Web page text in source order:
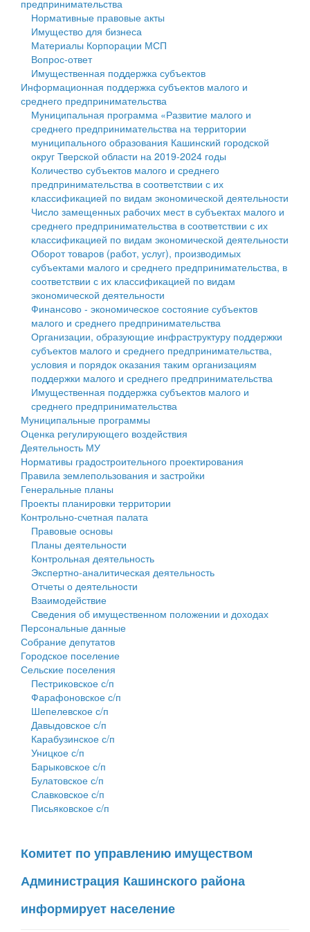
Государственные услуги
Промышленность и АПК
Экономика и бизнес
...
Символика
Устав
Гостям округа
Туризм
Культура
Образование
Здравоохранение
Социальная защита
Фотоальбом
муниципального округа Тверской области
Администрация Кашинского муниципального округа
Тверской области
Управление сельскими территориями
Открытые данные
Работа с обращениями граждан
Муниципальный контроль
Муниципальные услуги
Проекты административных регламентов
Антимонопольный комплаенс
Противодействие коррупции
Финансовое управление
Бюджет для граждан
Имущество
Выявление правообладателей ранее учтенных
объектов недвижимости
Имущественная поддержка субъектов малого и
среднего предпринимательства
Информационная поддержка субъектов малого и
среднего предпринимательства
Муниципальные программы
Контрольно-счетная палата
Персональные данные
Оценка регулирующего воздействия
Деятельность МУ
Нормативы градостроительного проектирования
Правила землепользования и застройки
Генеральные планы
Проекты планировки территории
Собрание депутатов
Городское поселение
Сельские поселения
предпринимательства
Нормативные правовые акты
Имущество для бизнеса
Материалы Корпорации МСП
Вопрос-ответ
Имущественная поддержка субъектов
Информационная поддержка субъектов малого и
среднего предпринимательства
Муниципальная программа «Развитие малого и
среднего предпринимательства на территории
муниципального образования Кашинский городской
округ Тверской области на 2019-2024 годы
Количество субъектов малого и среднего
предпринимательства в соответствии с их
классификацией по видам экономической деятельности
Число замещенных рабочих мест в субъектах малого и
среднего предпринимательства в соответствии с их
классификацией по видам экономической деятельности
Оборот товаров (работ, услуг), производимых
субъектами малого и среднего предпринимательства, в
соответствии с их классификацией по видам
экономической деятельности
Финансово - экономическое состояние субъектов
малого и среднего предпринимательства
Организации, образующие инфраструктуру поддержки
субъектов малого и среднего предпринимательства,
условия и порядок оказания таким организациям
поддержки малого и среднего предпринимательства
Имущественная поддержка субъектов малого и
среднего предпринимательства
Муниципальные программы
Оценка регулирующего воздействия
Деятельность МУ
Нормативы градостроительного проектирования
Правила землепользования и застройки
Генеральные планы
Проекты планировки территории
Контрольно-счетная палата
Правовые основы
Планы деятельности
Контрольная деятельность
Экспертно-аналитическая деятельность
Отчеты о деятельности
Взаимодействие
Сведения об имущественном положении и доходах
Персональные данные
Собрание депутатов
Городское поселение
Сельские поселения
Пестриковское с/п
Фарафоновское с/п
Шепелевское с/п
Давыдовское с/п
Карабузинское с/п
Уницкое с/п
Барыковское с/п
Булатовское с/п
Славковское с/п
Письяковское с/п
Комитет по управлению имуществом
Администрация Кашинского района
информирует население